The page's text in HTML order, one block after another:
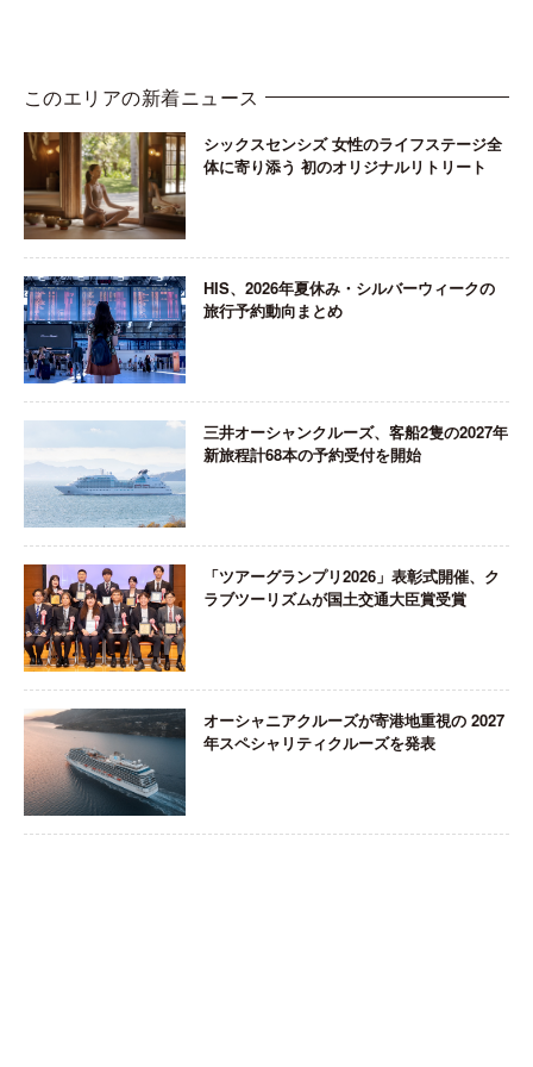
このエリアの新着ニュース
シックスセンシズ 女性のライフステージ全
体に寄り添う 初のオリジナルリトリート
HIS、2026年夏休み・シルバーウィークの
旅行予約動向まとめ
三井オーシャンクルーズ、客船2隻の2027年
新旅程計68本の予約受付を開始
「ツアーグランプリ2026」表彰式開催、ク
ラブツーリズムが国土交通大臣賞受賞
オーシャニアクルーズが寄港地重視の 2027
年スペシャリティクルーズを発表